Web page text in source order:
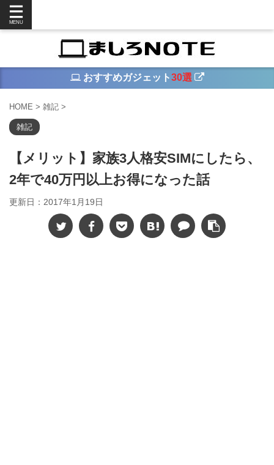
おすすめガジェット30選
HOME > 雑記 >
雑記
【メリット】家族3人格安SIMにしたら、
2年で40万円以上お得になった話
更新日： 2017年1月19日